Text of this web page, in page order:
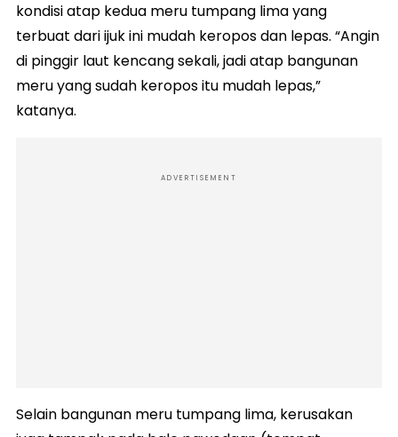
kondisi atap kedua meru tumpang lima yang
terbuat dari ijuk ini mudah keropos dan lepas. “Angin
di pinggir laut kencang sekali, jadi atap bangunan
meru yang sudah keropos itu mudah lepas,”
katanya.
ADVERTISEMENT
Selain bangunan meru tumpang lima, kerusakan